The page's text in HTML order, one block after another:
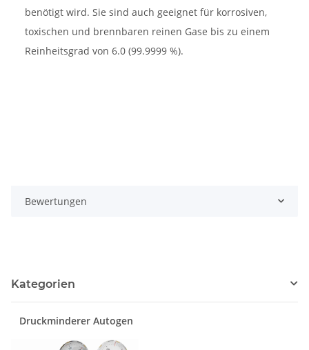
benötigt wird. Sie sind auch geeignet für korrosiven,
toxischen und brennbaren reinen Gase bis zu einem
Reinheitsgrad von 6.0 (99.9999 %).
Bewertungen
Kategorien
Druckminderer Autogen